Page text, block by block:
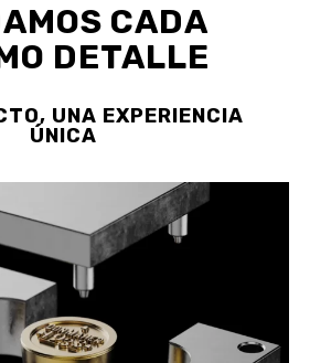
CADA
DETALLE
UNA EXPERIENCIA
ÚNICA